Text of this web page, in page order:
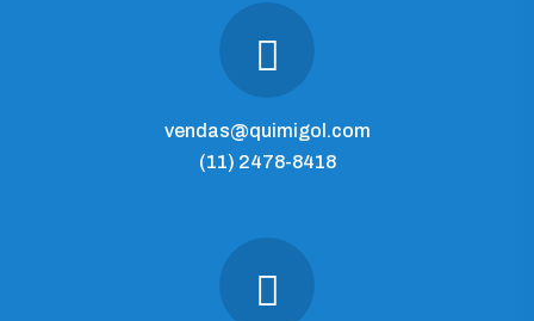
vendas@quimigol.com
(11) 2478-8418